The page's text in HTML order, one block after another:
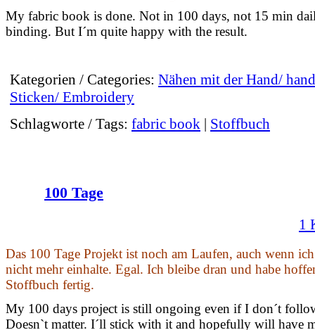
My fabric book is done. Not in 100 days, not 15 min
binding. But I´m quite happy with the result.
Kategorien / Categories: Nähen mit der Hand/
Sticken/ Embroidery
Schlagworte / Tags: fabric book | Stoffbuch
100 Tage
1
Das 100 Tage Projekt ist noch am Laufen, auch wenn
nicht mehr einhalte. Egal. Ich bleibe dran und habe
Stoffbuch fertig.
My 100 days project is still ongoing even if I don´t
Doesn`t matter. I´ll stick with it and hopefully will have